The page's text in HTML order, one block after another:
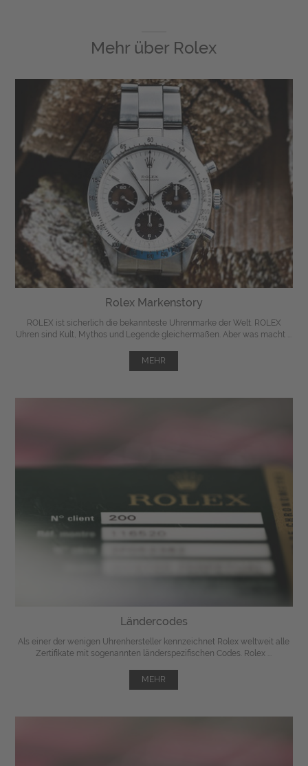
Mehr über Rolex
Rolex Markenstory
ROLEX ist sicherlich die bekannteste Uhrenmarke der Welt. ROLEX
Uhren sind Kult, Mythos und Legende gleichermaßen. Aber was macht ...
MEHR
Ländercodes
Als einer der wenigen Uhrenhersteller kennzeichnet Rolex weltweit alle
Zertifikate mit sogenannten länderspezifischen Codes. Rolex ...
MEHR